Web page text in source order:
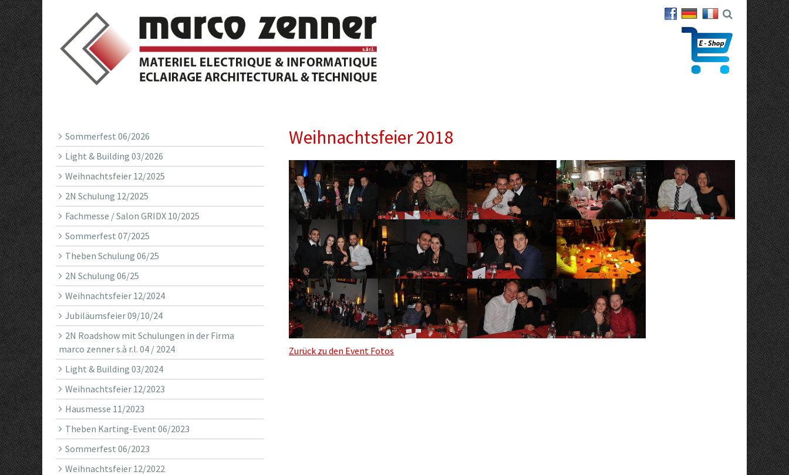
Sommerfest 06/2026
Light & Building 03/2026
Weihnachtsfeier 12/2025
2N Schulung 12/2025
Fachmesse / Salon GRIDX 10/2025
Sommerfest 07/2025
Theben Schulung 06/25
2N Schulung 06/25
Weihnachtsfeier 12/2024
Jubiläumsfeier 09/10/24
2N Roadshow mit Schulungen in der Firma
marco zenner s.à r.l. 04 / 2024
Light & Building 03/2024
Weihnachtsfeier 12/2023
Hausmesse 11/2023
Theben Karting-Event 06/2023
Sommerfest 06/2023
Weihnachtsfeier 12/2022
Weihnachtsfeier 2018
Zurück zu den Event Fotos